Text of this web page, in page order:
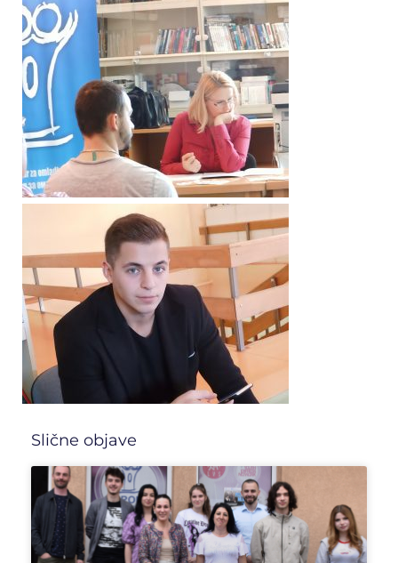
Slične objave